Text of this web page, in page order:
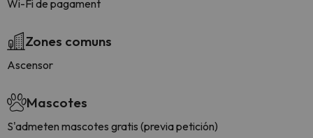
Wi-Fi de pagament
Zones comuns
Ascensor
Mascotes
S'admeten mascotes gratis (previa petición)